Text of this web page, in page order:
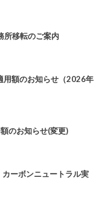
所移転のご案内
用額のお知らせ（2026年
のお知らせ(変更)
ーボンニュートラル実